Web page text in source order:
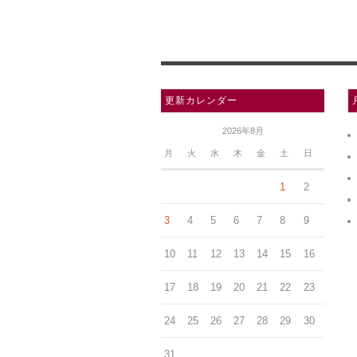
更新カレンダー
2026年8月
月 火 水 木 金 土 日
1 2
3 4 5 6 7 8 9
10 11 12 13 14 15 16
17 18 19 20 21 22 23
24 25 26 27 28 29 30
31